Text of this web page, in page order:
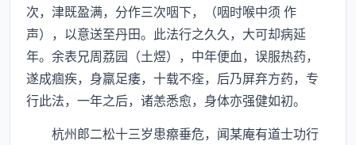
次，津既盈满，分作三次咽下，（咽时喉中须 作
声），以意送至丹田。此法行之久久，大可却病延
年。余表兄周荔园（土煜），中年便血，误服热药，
遂成痼疾，身羸足痿，十载不痊，后乃屏弃方药，专
行此法，一年之后，诸恙悉愈，身体亦强健如初。
杭州郎二松十三岁患瘵垂危，闻某庵有道士功行